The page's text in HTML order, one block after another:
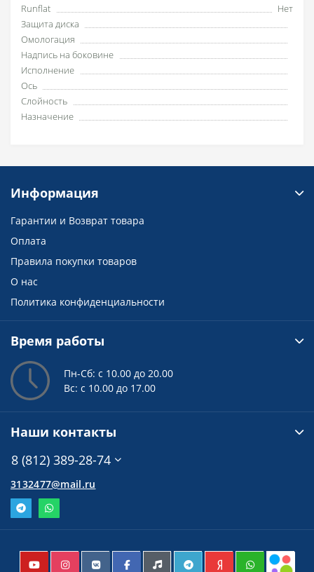
Runflat
Нет
Защита диска
Омологация
Надпись на боковине
Исполнение
Ось
Слойность
Назначение
Информация
Гарантии и Возврат товара
Оплата
Правила покупки товаров
О нас
Политика конфиденциальности
Время работы
Пн-Сб: с 10.00 до 20.00
Вс: с 10.00 до 17.00
Наши контакты
8 (812) 389-28-74
3132477@mail.ru